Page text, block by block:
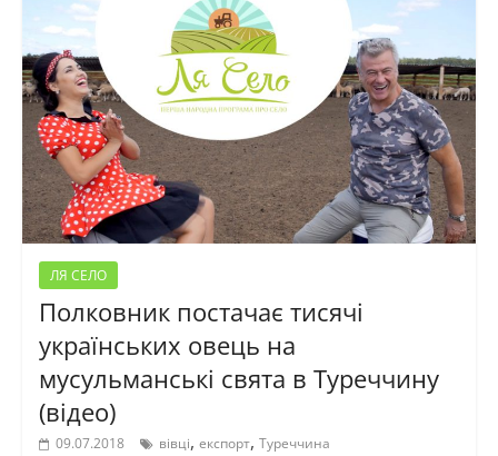
ЛЯ СЕЛО
Полковник постачає тисячі
українських овець на
мусульманські свята в Туреччину
(відео)
09.07.2018 вівці, експорт, Туреччина